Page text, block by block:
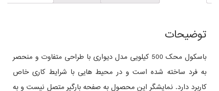
توضیحات
باسکول محک 500 کیلویی مدل دیواری با طراحی متفاوت و منحصر
به فرد ساخته شده است و در محیط هایی با شرایط کاری خاص
کاربرد دارد. نمایشگر این محصول به صفحه بارگیر متصل نیست و به